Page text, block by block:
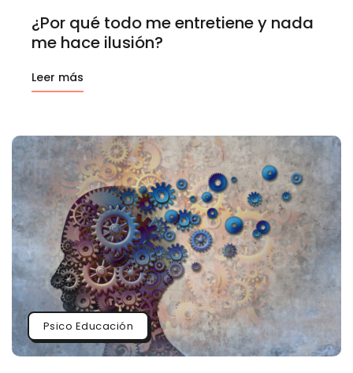
¿Por qué todo me entretiene y nada
me hace ilusión?
Leer más
Psico Educación